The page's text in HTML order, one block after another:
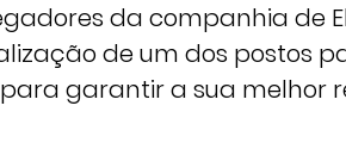
da companhia de
de um dos postos
garantir a sua melhor